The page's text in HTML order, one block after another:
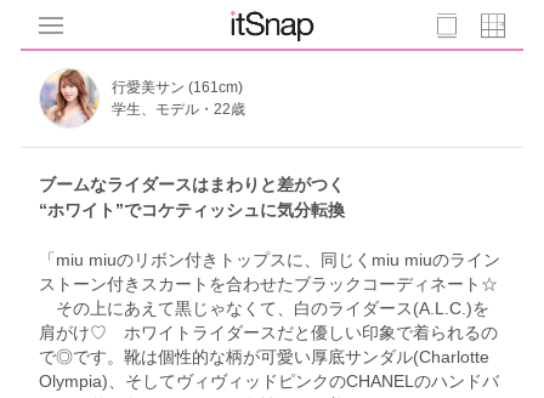
行愛美サン (161cm)
学生、モデル・22歳
ブームなライダースはまわりと差がつく
“ホワイト”でコケティッシュに気分転換
「miu miuのリボン付きトップスに、同じくmiu miuのライン
ストーン付きスカートを合わせたブラックコーディネート☆
その上にあえて黒じゃなくて、白のライダース(A.L.C.)を
肩がけ♡ ホワイトライダースだと優しい印象で着られるの
で◎です。靴は個性的な柄が可愛い厚底サンダル(Charlotte
Olympia)、そしてヴィヴィッドピンクのCHANELのハンドバ